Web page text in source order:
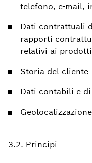
telefono, e-mail,
Dati contrattuali
rapporti
relativi ai
Storia del cliente
Dati contabili e
Geolocalizzazione
3.2. Principi